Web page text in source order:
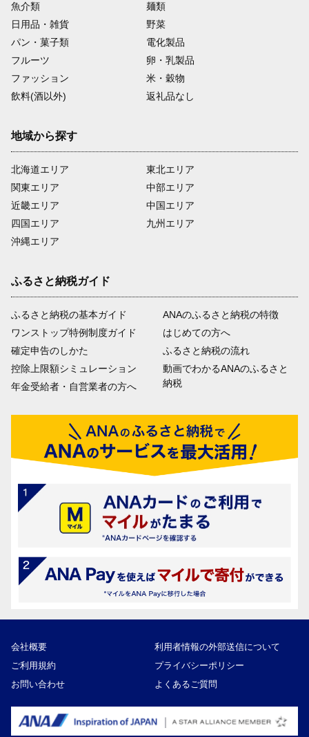
魚介類
麺類
日用品・雑貨
野菜
パン・菓子類
電化製品
フルーツ
卵・乳製品
ファッション
米・穀物
飲料(酒以外)
返礼品なし
地域から探す
北海道エリア
関東エリア
近畿エリア
四国エリア
沖縄エリア
東北エリア
中部エリア
中国エリア
九州エリア
ふるさと納税ガイド
ふるさと納税の基本ガイド
ワンストップ特例制度ガイド
確定申告のしかた
控除上限額シミュレーション
年金受給者・自営業者の方へ
ANAのふるさと納税の特徴
はじめての方へ
ふるさと納税の流れ
動画でわかるANAのふるさと
納税
会社概要
利用者情報の外部送信について
ご利用規約
プライバシーポリシー
お問い合わせ
よくあるご質問